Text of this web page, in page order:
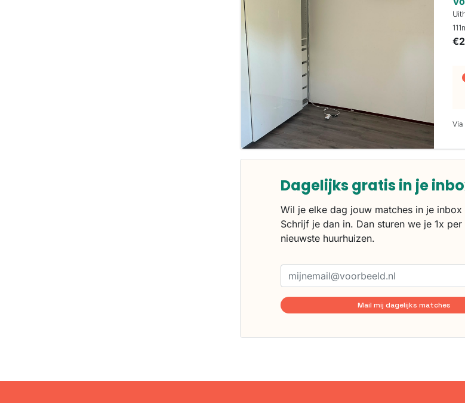
Via
Dagelijks gratis in je
Wil je elke dag jouw matches in je inbox
Schrijf je dan in. Dan sturen we je 1x
nieuwste huurhuizen.
Mail mij dagelijks matches